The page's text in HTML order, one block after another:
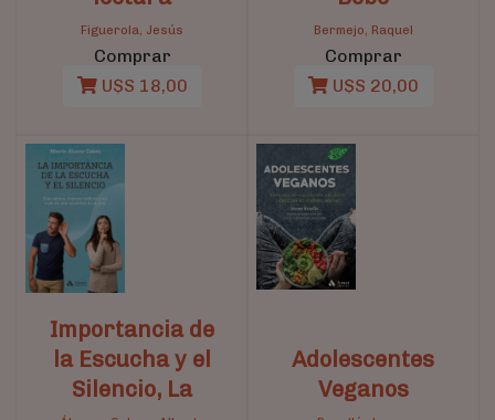
Figuerola, Jesús
Comprar
U$S 18,00
Bermejo, Raquel
Comprar
U$S 20,00
Importancia de
la Escucha y el
Silencio, La
Adolescentes
Veganos